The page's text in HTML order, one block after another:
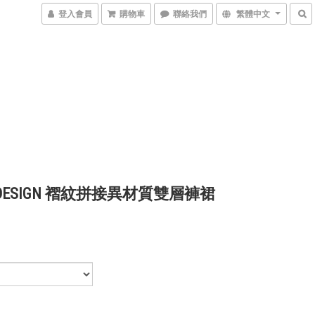
登入會員 購物車 聯絡我們 繁體中文
褶紋拼接異材質雙層褲裙